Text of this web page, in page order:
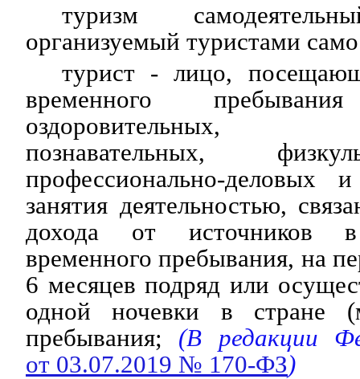
туризм
организуемый туристами
турист - лицо,
временного
оздоровительных,
познавательных,
профессионально-
занятия деятельностью,
дохода от источников
временного пребывания, на
6 месяцев подряд или
одной ночевки в стране
пребывания; (В редакции
от 03.07.2019 № 170-ФЗ)